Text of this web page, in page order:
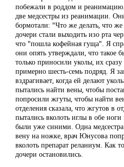
побежали в роддом и
две медсестры из реанимации.
бормотали: "Что же делать, что
дочери стали выходить изо рта
что "пошла кофейная гуща". Я
они опять утверждали, что такое
только приносили уколы, их
примерно шесть-семь подряд. Я
вздрагивает, когда ей делают
пытались найти вены, чтобы
попросили жгуты, чтобы найти
отделения сказала, что жгутов в
пытались вколоть иглы в обе
были уже синими. Одна медсестра
вену на ножке, врач Юнусова
вколоть препарат реланиум. Как
дочери остановились.